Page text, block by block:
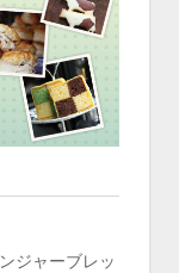
ジャーブレッ